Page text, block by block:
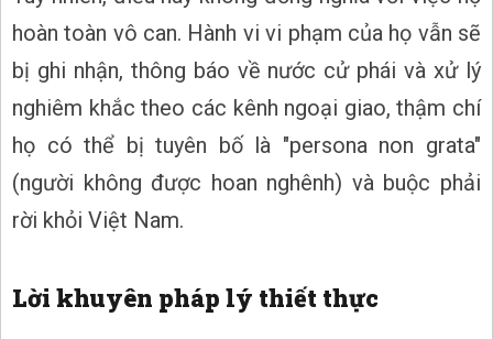
hoàn toàn vô can. Hành vi vi phạm của họ vẫn sẽ
bị ghi nhận, thông báo về nước cử phái và xử lý
nghiêm khắc theo các kênh ngoại giao, thậm chí
họ có thể bị tuyên bố là "persona non grata"
(người không được hoan nghênh) và buộc phải
rời khỏi Việt Nam.
Lời khuyên pháp lý thiết thực